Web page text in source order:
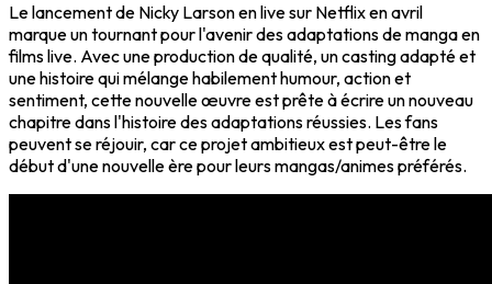
Le lancement de Nicky Larson en live sur Netflix en avril
marque un tournant pour l'avenir des adaptations de manga en
films live. Avec une production de qualité, un casting adapté et
une histoire qui mélange habilement humour, action et
sentiment, cette nouvelle œuvre est prête à écrire un nouveau
chapitre dans l'histoire des adaptations réussies. Les fans
peuvent se réjouir, car ce projet ambitieux est peut-être le
début d'une nouvelle ère pour leurs mangas/animes préférés.